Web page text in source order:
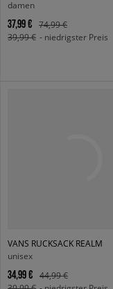
damen
37,99 €
74,99 €
39,99 € - niedrigster Preis
VANS RUCKSACK REALM
unisex
34,99 €
44,99 €